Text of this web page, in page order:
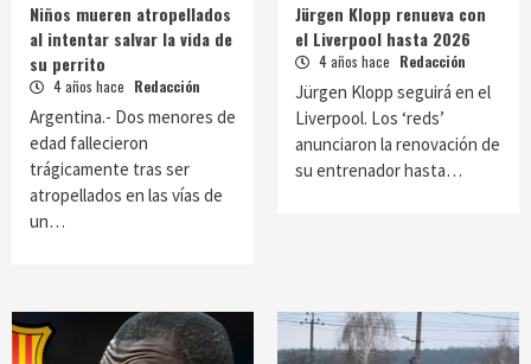
Niños mueren atropellados
al intentar salvar la vida de
su perrito
4 años hace Redacción
Argentina.- Dos menores de
edad fallecieron
trágicamente tras ser
atropellados en las vías de
un…
Jürgen Klopp renueva con
el Liverpool hasta 2026
4 años hace Redacción
Jürgen Klopp seguirá en el
Liverpool. Los ‘reds’
anunciaron la renovación de
su entrenador hasta…